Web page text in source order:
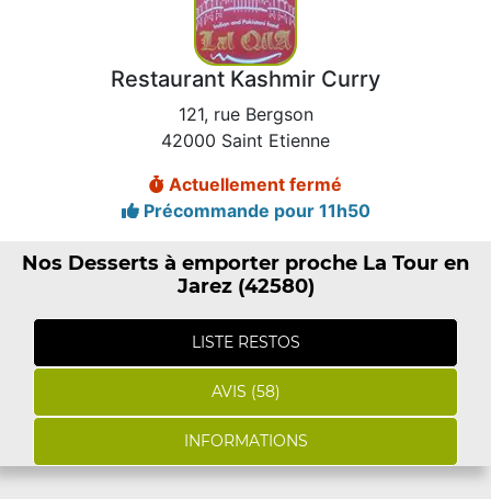
Restaurant Kashmir Curry
121, rue Bergson
42000 Saint Etienne
Actuellement fermé
Précommande pour 11h50
Nos Desserts à emporter proche La Tour en
Jarez (42580)
LISTE RESTOS
AVIS (58)
INFORMATIONS